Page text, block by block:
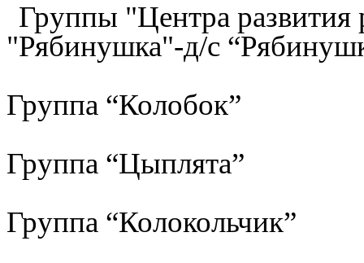
Группы "Центра развития
"Рябинушка"-д/с
Группа “Колобок”
Группа “Цыплята”
Группа “Колокольчик”